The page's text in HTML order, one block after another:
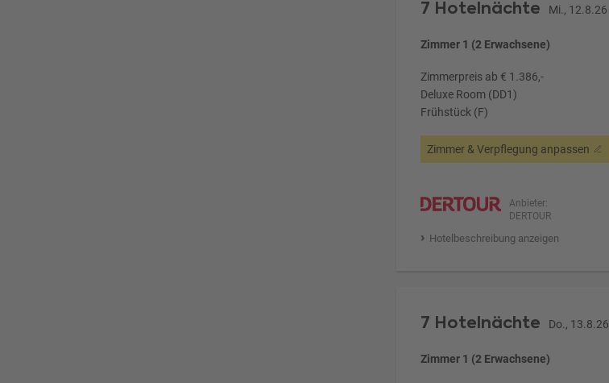
7 Hotelnächte Mi., 12.8.26
Zimmer 1 (2 Erwachsene)
Zimmerpreis ab € 1.386,-
Deluxe Room (DD1)
Frühstück (F)
Zimmer & Verpflegung anpassen
Anbieter:
DERTOUR
Hotelbeschreibung anzeigen
7 Hotelnächte Do., 13.8.26
Zimmer 1 (2 Erwachsene)